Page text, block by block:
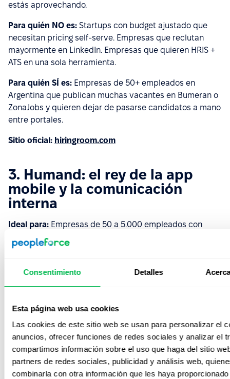
Consentimiento Detalles
Esta página web usa cookies
Las cookies de este sitio web se usan para personalizar el
anuncios, ofrecer funciones de redes sociales y analizar el
compartimos información sobre el uso que haga del sitio
partners de redes sociales, publicidad y análisis web,
combinarla con otra información que les haya
estás aprovechando.
Para quién NO es: Startups con budget ajustado que
necesitan pricing self-serve. Empresas que reclutan
mayormente en LinkedIn. Empresas que quieren HRIS +
ATS en una sola herramienta.
Para quién SÍ es: Empresas de 50+ empleados en
Argentina que publican muchas vacantes en Bumeran o
ZonaJobs y quieren dejar de pasarse candidatos a mano
entre portales.
Sitio oficial: hiringroom.com
3. Humand: el rey de la app
mobile y la comunicación
interna
Ideal para: Empresas de 50 a 5.000 empleados con
fuerza laboral deskless (retail, industria, salud, logística,
construcción).
Pricing:Desde USD 5 por colaborador/mes, mínimo 50
Qué hace realmente Humand
Humand es una plataforma all-in-one argentina con foco
fuerte en deskless workers. Su módulo de reclutamiento
es parte de una suite de más de 30 módulos: chat, feed
de noticias, reconocimientos, onboarding, organigrama,